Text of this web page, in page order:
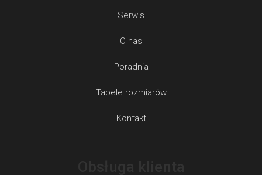
Serwis
O nas
Poradnia
Tabele rozmiarów
Kontakt